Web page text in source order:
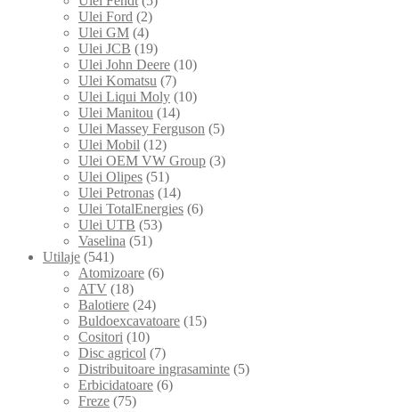
Ulei Ford (2)
Ulei GM (4)
Ulei JCB (19)
Ulei John Deere (10)
Ulei Komatsu (7)
Ulei Liqui Moly (10)
Ulei Manitou (14)
Ulei Massey Ferguson (5)
Ulei Mobil (12)
Ulei OEM VW Group (3)
Ulei Olipes (51)
Ulei Petronas (14)
Ulei TotalEnergies (6)
Ulei UTB (53)
Vaselina (51)
Utilaje (541)
Atomizoare (6)
ATV (18)
Balotiere (24)
Buldoexcavatoare (15)
Cositori (10)
Disc agricol (7)
Distribuitoare ingrasaminte (5)
Erbicidatoare (6)
Freze (75)